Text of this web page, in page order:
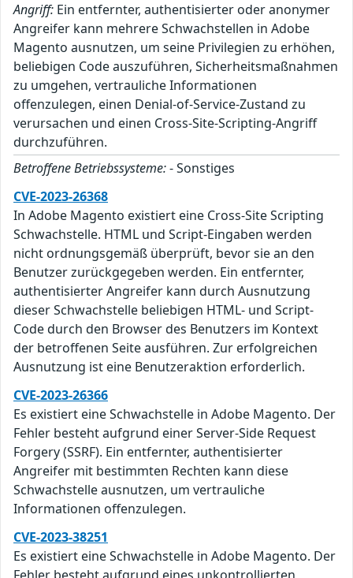
Angriff: Ein entfernter, authentisierter oder anonymer
Angreifer kann mehrere Schwachstellen in Adobe
Magento ausnutzen, um seine Privilegien zu erhöhen,
beliebigen Code auszuführen, Sicherheitsmaßnahmen
zu umgehen, vertrauliche Informationen
offenzulegen, einen Denial-of-Service-Zustand zu
verursachen und einen Cross-Site-Scripting-Angriff
durchzuführen.
Betroffene Betriebssysteme:- Sonstiges
CVE-2023-26368
In Adobe Magento existiert eine Cross-Site Scripting
Schwachstelle. HTML und Script-Eingaben werden
nicht ordnungsgemäß überprüft, bevor sie an den
Benutzer zurückgegeben werden. Ein entfernter,
authentisierter Angreifer kann durch Ausnutzung
dieser Schwachstelle beliebigen HTML- und Script-
Code durch den Browser des Benutzers im Kontext
der betroffenen Seite ausführen. Zur erfolgreichen
Ausnutzung ist eine Benutzeraktion erforderlich.
CVE-2023-26366
Es existiert eine Schwachstelle in Adobe Magento. Der
Fehler besteht aufgrund einer Server-Side Request
Forgery (SSRF). Ein entfernter, authentisierter
Angreifer mit bestimmten Rechten kann diese
Schwachstelle ausnutzen, um vertrauliche
Informationen offenzulegen.
CVE-2023-38251
Es existiert eine Schwachstelle in Adobe Magento. Der